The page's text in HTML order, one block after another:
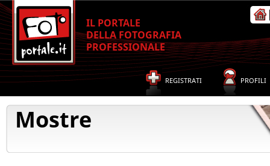
IL PORTALE
DELLA FOTOGRAFIA
PROFESSIONALE
REGISTRATI PROFILI
Mostre